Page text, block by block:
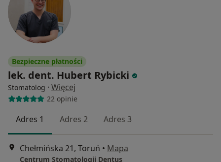
Bezpieczne płatności
lek. dent. Hubert Rybicki
Stomatolog · Więcej
22 opinie
Adres 1 Adres 2 Adres 3
Chełmińska 21, Toruń • Mapa
Centrum Stomatologii Dentus